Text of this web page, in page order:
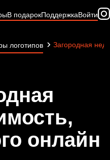
В подарокПоддержкаВойти
логотипов Загородная
онлайн